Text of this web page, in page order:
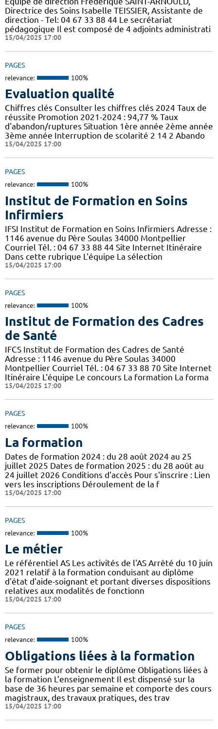
Directrice des Soins Isabelle TEISSIER, Assistante de
direction - Tel: 04 67 33 88 44 Le secrétariat
pédagogique Il est composé de 4 adjoints administrati
15/04/2025 17:00
PAGES
relevance: 100%
Evaluation qualité
Chiffres clés Consulter les chiffres clés 2024 Taux de
réussite Promotion 2021-2024 : 94,77 % Taux
d'abandon/ruptures Situation 1ère année 2ème année
3ème année Interruption de scolarité 2 14 2 Abando
15/04/2025 17:00
PAGES
relevance: 100%
Institut de Formation en Soins
Infirmiers
IFSI Institut de Formation en Soins Infirmiers Adresse :
1146 avenue du Père Soulas 34000 Montpellier
Courriel Tél. : 04 67 33 88 44 Site Internet Itinéraire
Dans cette rubrique L'équipe La sélection
15/04/2025 17:00
PAGES
relevance: 100%
Institut de Formation des Cadres
de Santé
IFCS Institut de Formation des Cadres de Santé
Adresse : 1146 avenue du Père Soulas 34000
Montpellier Courriel Tél. : 04 67 33 88 70 Site Internet
Itinéraire L'équipe Le concours La formation La forma
15/04/2025 17:00
PAGES
relevance: 100%
La formation
Dates de formation 2024 : du 28 août 2024 au 25
juillet 2025 Dates de formation 2025 : du 28 août au
24 juillet 2026 Conditions d'accès Pour s'inscrire : Lien
vers les inscriptions Déroulement de la f
15/04/2025 17:00
PAGES
relevance: 100%
Le métier
Le référentiel AS Les activités de l'AS Arrêté du 10 juin
2021 relatif à la formation conduisant au diplôme
d'état d'aide-soignant et portant diverses dispositions
relatives aux modalités de fonctionn
15/04/2025 17:00
PAGES
relevance: 100%
Obligations liées à la formation
Se former pour obtenir le diplôme Obligations liées à
la formation L’enseignement Il est dispensé sur la
base de 36 heures par semaine et comporte des cours
magistraux, des travaux pratiques, des trav
15/04/2025 17:00